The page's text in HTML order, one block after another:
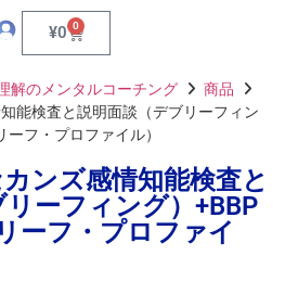
¥0 0
解のメンタルコーチング
商品
能検査と説明面談（デブリーフィン
フ・プロファイル）
ンズ感情知能検査と
ーフィング）+BBP
ーフ・プロファイ